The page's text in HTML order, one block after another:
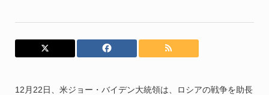
12月22日、米ジョー・バイデン大統領は、ロシアの戦争を助長